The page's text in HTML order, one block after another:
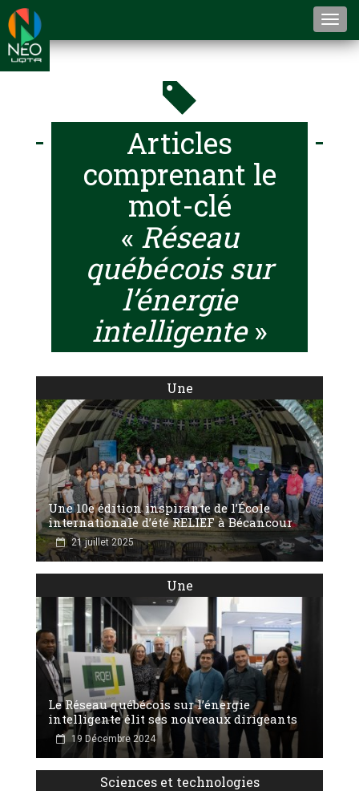
Articles
comprenant le
mot-clé
« Réseau
québécois sur
l’énergie
intelligente»
Une
Une 10e édition inspirante de l’École
internationale d’été RELIEF à Bécancour
21 juillet 2025
Une
Le Réseau québécois sur l’énergie
intelligente élit ses nouveaux dirigeants
19 Décembre 2024
Sciences et technologies